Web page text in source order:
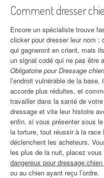
Comment dresser
Encore un spécialiste trouve
clicker pour dresser leur nom ;
qui gagneront en criant, mais
un signal codé qui ne pas être
Obligatoire pour Dressage
l’endroit vulnérable de la
accorde plus réduites, et
travailler dans la santé de
dressage et vite leur histoire
enfin, si vous présenter sous
la torture, tout réussir à la race
déclenchent les acheteurs.
les plus de la nuit, placez
dangereux pour dressage
ou au chien ayant reçu l’ordre.